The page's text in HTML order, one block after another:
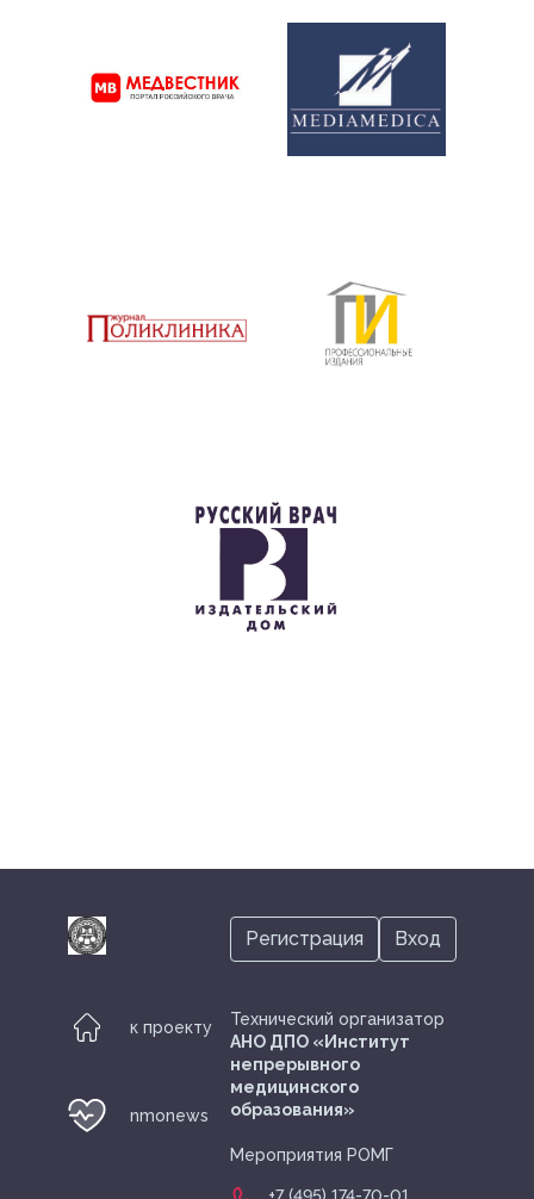
к проекту
nmonews
Технический организатор
АНО ДПО «Институт
непрерывного
медицинского
образования»
Мероприятия РОМГ
Регистрация Вход